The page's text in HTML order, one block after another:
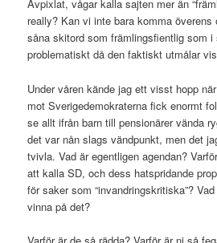
Avpixlat, vågar kalla sajten mer än
really? Kan vi inte bara komma
såna skitord som främlingsfientlig som
problematiskt då den faktiskt utmålar
Under våren kände jag ett visst hopp
mot Sverigedemokraterna fick enormt
se allt ifrån barn till pensionärer vända
det var nån slags vändpunkt, men det
tvivla. Vad är egentligen agendan?
att kalla SD, och dess hatspridande
för saker som “invandringskritiska”?
vinna på det?
Varför är de så rädda? Varför är ni så